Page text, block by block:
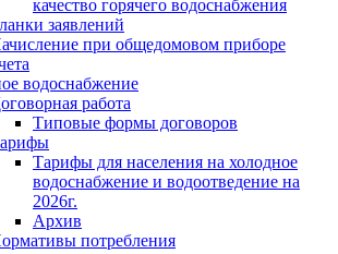
качество горячего водоснабжения
заявлений
при общедомовом приборе
водоснабжение
работа
Типовые формы договоров
Тарифы для населения на холодное
водоснабжение и водоотведение на
2026г.
Архив
потребления